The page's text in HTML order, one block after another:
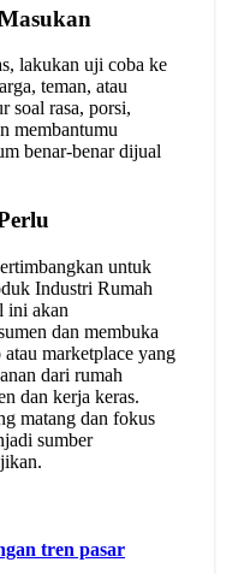
lakukan uji coba ke
teman, atau
soal rasa, porsi,
membantumu
benar-benar dijual
untuk
Industri Rumah
ini akan
dan membuka
marketplace yang
dari rumah
dan kerja keras.
matang dan fokus
sumber
tren pasar